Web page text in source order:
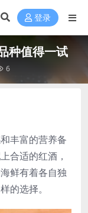
登录
种值得一试
6
丰富的营养备
合适的红酒，
鲜有着各自独
的选择。